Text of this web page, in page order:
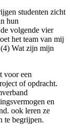
studenten zicht
hun
volgende vier
het team van mij
Wat zijn mijn
voor een
of opdracht.
en
ook leren ze
te begrijpen.